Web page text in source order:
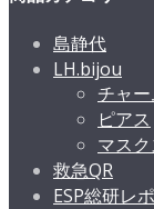
島静代
LH.bijou
チャ
ピアス
マス
救急QR
ESP総研レ